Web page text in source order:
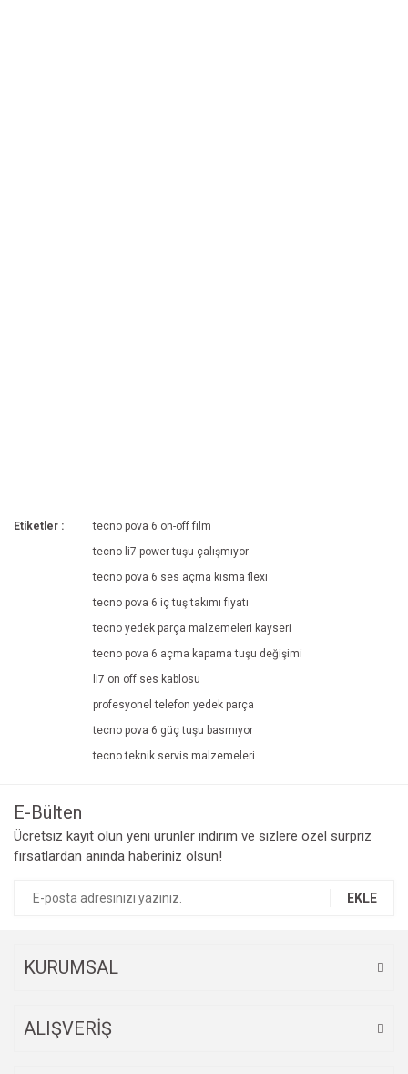
Etiketler :
tecno pova 6 on-off film
tecno li7 power tuşu çalışmıyor
tecno pova 6 ses açma kısma flexi
tecno pova 6 iç tuş takımı fiyatı
tecno yedek parça malzemeleri kayseri
tecno pova 6 açma kapama tuşu değişimi
li7 on off ses kablosu
profesyonel telefon yedek parça
tecno pova 6 güç tuşu basmıyor
tecno teknik servis malzemeleri
E-Bülten
Ücretsiz kayıt olun yeni ürünler indirim ve sizlere özel sürpriz
fırsatlardan anında haberiniz olsun!
EKLE
KURUMSAL
ALIŞVERİŞ